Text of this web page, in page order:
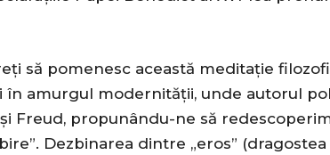
să pomenesc această meditație
în amurgul modernității, unde autorul
Freud, propunându-ne să
Dezbinarea dintre „eros” (dragostea